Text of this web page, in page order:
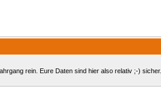
rein. Eure Daten sind hier also relativ ;-) sicher.